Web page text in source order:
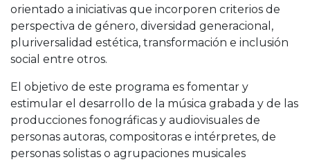
orientado a iniciativas que incorporen criterios de
perspectiva de género, diversidad generacional,
pluriversalidad estética, transformación e inclusión
social entre otros.
El objetivo de este programa es fomentar y
estimular el desarrollo de la música grabada y de las
producciones fonográficas y audiovisuales de
personas autoras, compositoras e intérpretes, de
personas solistas o agrupaciones musicales